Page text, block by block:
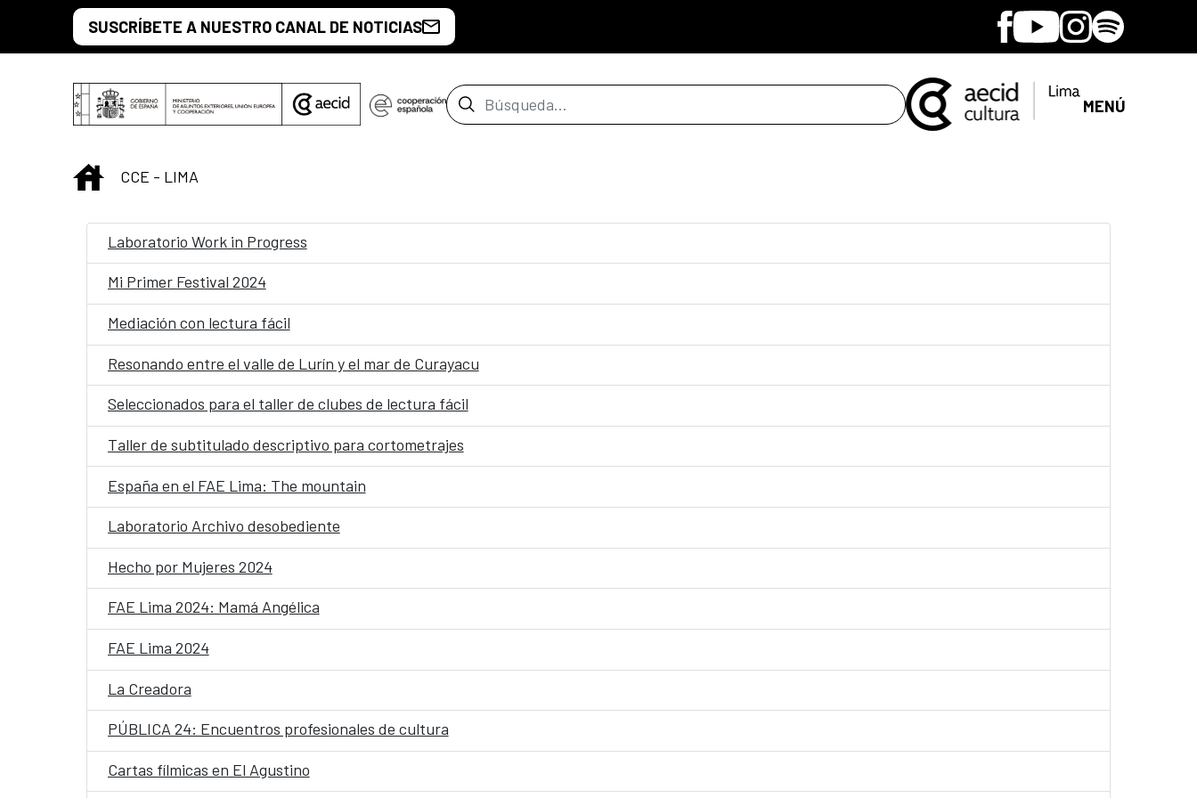
Saltar al contenido principal
SUSCRÍBETE A NUESTRO CANAL DE NOTICIAS Facebook
YoutubeInstagram
Spotify
Barra de búsqueda MENÚ
INICIO
CCE - LIMA
Laboratorio Work in Progress
Mi Primer Festival 2024
Mediación con lectura fácil
Resonando entre el valle de Lurín y el mar de Curayacu
Seleccionados para el taller de clubes de lectura fácil
Taller de subtitulado descriptivo para cortometrajes
España en el FAE Lima: The mountain
Laboratorio Archivo desobediente
Hecho por Mujeres 2024
FAE Lima 2024: Mamá Angélica
FAE Lima 2024
La Creadora
PÚBLICA 24: Encuentros profesionales de cultura
Cartas fílmicas en El Agustino